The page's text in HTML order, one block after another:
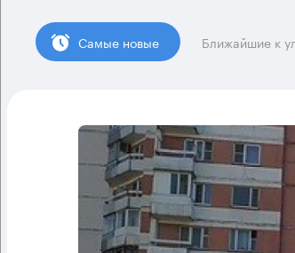
Cамые новые Ближайшие к